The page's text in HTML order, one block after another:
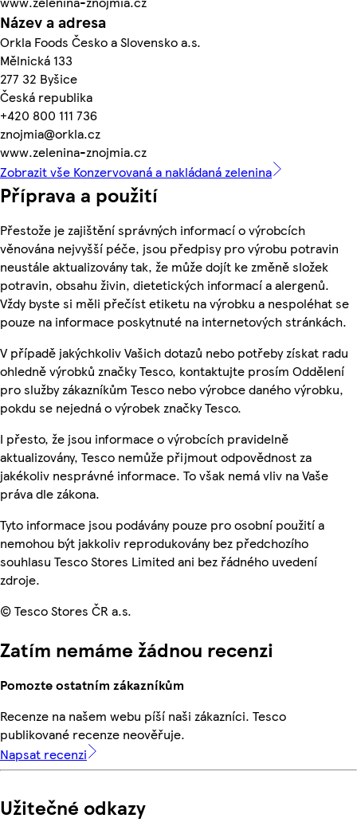
Název a adresa
Orkla Foods Česko a Slovensko a.s.
Mělnická 133
277 32 Byšice
Česká republika
+420 800 111 736
znojmia@orkla.cz
www.zelenina-znojmia.cz
Zobrazit vše Konzervovaná a nakládaná zelenina
Příprava a použití
Přestože je zajištění správných informací o výrobcích
věnována nejvyšší péče, jsou předpisy pro výrobu potravin
neustále aktualizovány tak, že může dojít ke změně složek
potravin, obsahu živin, dietetických informací a alergenů.
Vždy byste si měli přečíst etiketu na výrobku a nespoléhat se
pouze na informace poskytnuté na internetových stránkách.
V případě jakýchkoliv Vašich dotazů nebo potřeby získat radu
ohledně výrobků značky Tesco, kontaktujte prosím Oddělení
pro služby zákazníkům Tesco nebo výrobce daného výrobku,
pokdu se nejedná o výrobek značky Tesco.
I přesto, že jsou informace o výrobcích pravidelně
aktualizovány, Tesco nemůže přijmout odpovědnost za
jakékoliv nesprávné informace. To však nemá vliv na Vaše
práva dle zákona.
Tyto informace jsou podávány pouze pro osobní použití a
nemohou být jakkoliv reprodukovány bez předchozího
souhlasu Tesco Stores Limited ani bez řádného uvedení
zdroje.
© Tesco Stores ČR a.s.
Zatím nemáme žádnou recenzi
Pomozte ostatním zákazníkům
Recenze na našem webu píší naši zákazníci. Tesco
publikované recenze neověřuje.
Napsat recenzi
Užitečné odkazy